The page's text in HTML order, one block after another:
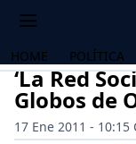
HOME POLÍTICA
‘La Red
Globos de
17 Ene 2011 - 10:15